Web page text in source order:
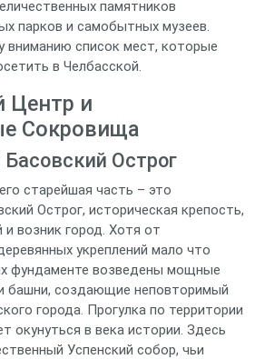
памятников
парков и самобытных музеев.
вниманию список мест, которые
в Челбасской.
Центр и
Сокровища
Острог
старейшая часть – это
Острог, историческая крепость,
возник город. Хотя от
укреплений мало что
фундаменте возведены мощные
башни, создающие неповторимый
города. Прогулка по территории
окунуться в века истории. Здесь
Успенский собор, чьи